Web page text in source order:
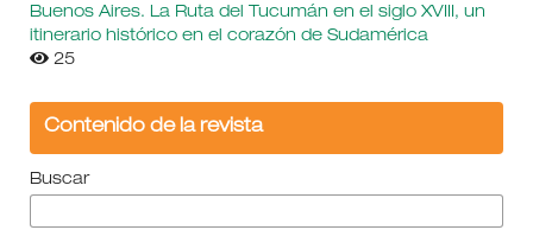
Buenos Aires. La Ruta del Tucumán en el siglo XVIII, un
itinerario histórico en el corazón de Sudamérica
25
Contenido de la revista
Buscar